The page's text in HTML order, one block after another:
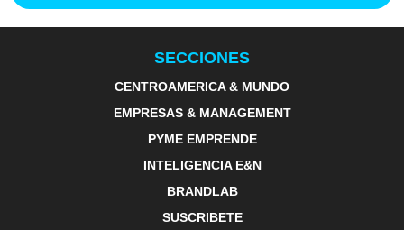
SECCIONES
CENTROAMERICA & MUNDO
EMPRESAS & MANAGEMENT
PYME EMPRENDE
INTELIGENCIA E&N
BRANDLAB
SUSCRIBETE